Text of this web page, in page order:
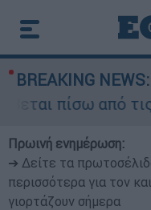
BREAKING NEWS:
πίσω από τις
Πρωινή ενημέρωση:
➔ Δείτε τα
περισσότερα για τον
γιορτάζουν σήμερα